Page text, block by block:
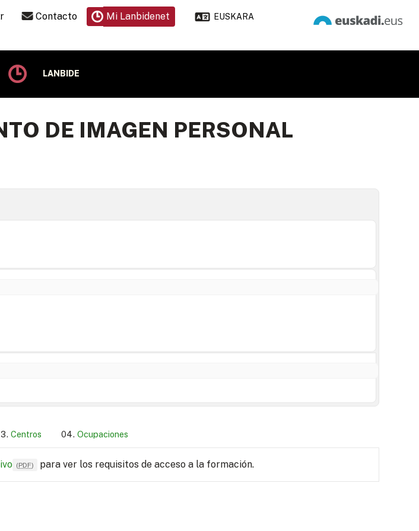
Contacto Mi Lanbidenet EUSKARA
LANBIDE
DE IMAGEN PERSONAL
Centros Ocupaciones
(PDF) para ver los requisitos de acceso a la formación.